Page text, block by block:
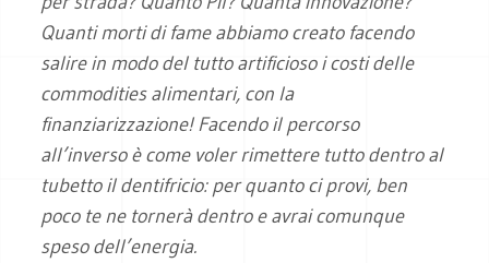
Quanti morti di fame abbiamo creato facendo
salire in modo del tutto artificioso i costi delle
commodities alimentari, con la
finanziarizzazione! Facendo il percorso
all’inverso è come voler rimettere tutto dentro al
tubetto il dentifricio: per quanto ci provi, ben
poco te ne tornerà dentro e avrai comunque
speso dell’energia.